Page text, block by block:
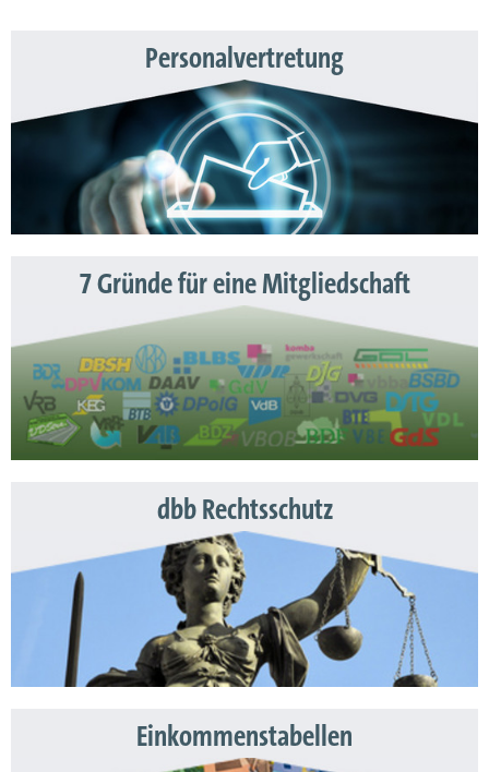
Personalvertretung
7 Gründe für eine Mitgliedschaft
dbb Rechtsschutz
Einkommenstabellen